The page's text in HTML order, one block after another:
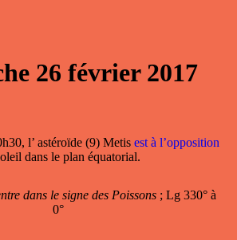
26 février 2017
l’ astéroïde (9) Metis est à l’opposition
dans le plan équatorial.
dans le signe des Poissons; Lg 330° à
0°